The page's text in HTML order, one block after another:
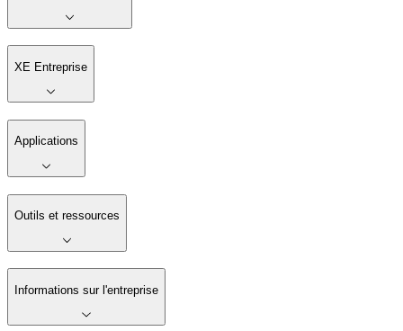
XE Entreprise
Applications
Outils et ressources
Informations sur l'entreprise